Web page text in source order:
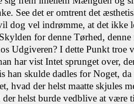
See det er omtrent det
dog vel indrømme, at det ikke
for denne Tørhed,
Udgiveren? I dette Punkt troe
har vist Intet sprunget over,
han skulde dadles for Noget,
hvad der helst maatte skjules
helst burde vedblive at